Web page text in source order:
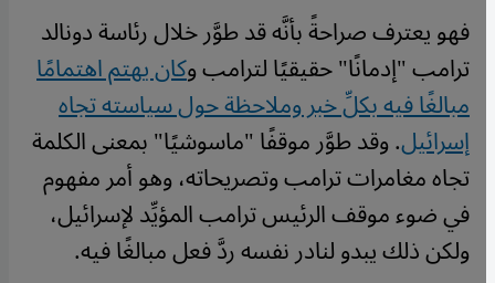
فهو يعترف صراحةً بأنَّه قد طوَّر خلال رئاسة دونالد
ترامب "إدمانًا" حقيقيًا لترامب وكان يهتم اهتمامًا
مبالغًا فيه بكلِّ خبر وملاحظة حول سياسته تجاه
إسرائيل. وقد طوَّر موقفًا "ماسوشيًا" بمعنى الكلمة
تجاه مغامرات ترامب وتصريحاته، وهو أمر مفهوم
في ضوء موقف الرئيس ترامب المؤيِّد لإسرائيل،
ولكن ذلك يبدو لنادر نفسه ردَّ فعل مبالغًا فيه.